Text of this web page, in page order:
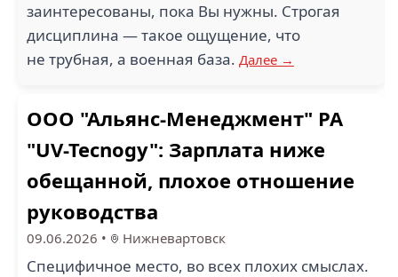
заинтересованы, пока Вы нужны. Строгая
дисциплина — такое ощущение, что
не трубная, а военная база. Далее →
ООО "Альянс-Менеджмент" РА
"UV-Tecnogy": Зарплата ниже
обещанной, плохое отношение
руководства
09.06.2026 • Нижневартовск
Специфичное место, во всех плохих смыслах.